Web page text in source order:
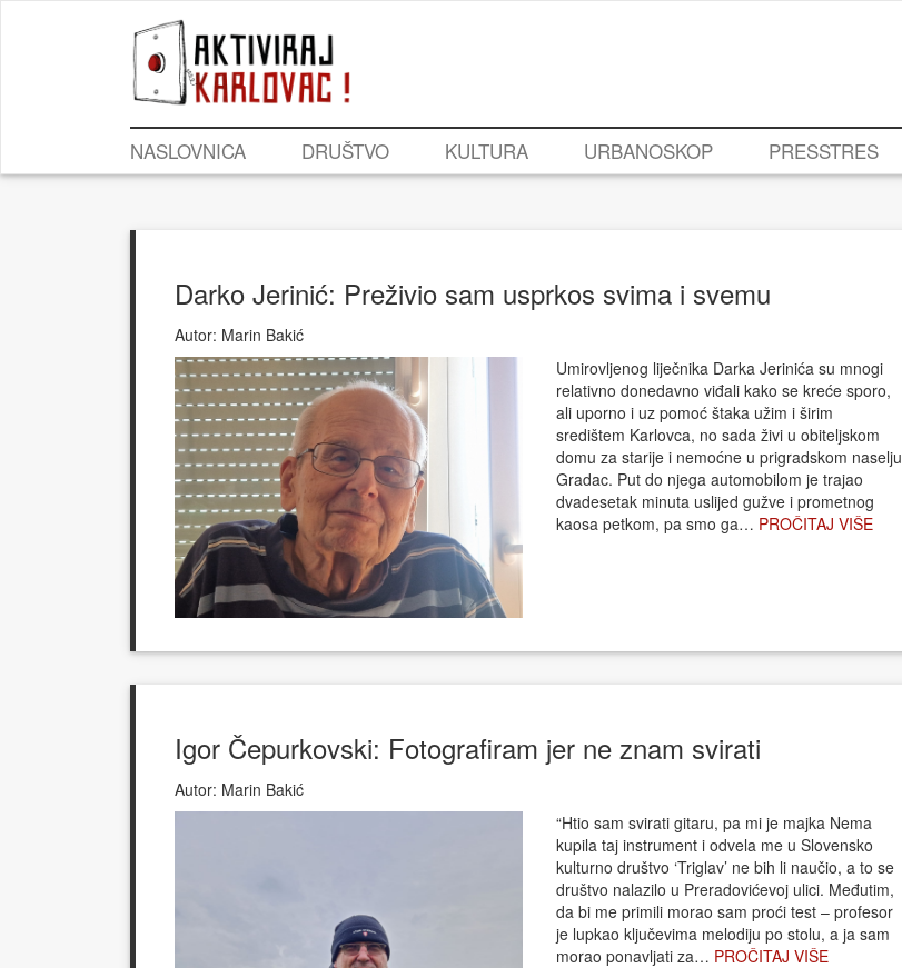
NASLOVNICA DRUŠTVO KULTURA URBANOSKOP PRESSTRES
Darko Jerinić: Preživio sam usprkos svima i svemu
Autor: Marin Bakić
Umirovljenog liječnika Darka Jerinića su mnogi
relativno donedavno viđali kako se kreće sporo,
ali uporno i uz pomoć štaka užim i širim
središtem Karlovca, no sada živi u obiteljskom
domu za starije i nemoćne u prigradskom naselju
Gradac. Put do njega automobilom je trajao
dvadesetak minuta uslijed gužve i prometnog
kaosa petkom, pa smo ga… PROČITAJ VIŠE
Igor Čepurkovski: Fotografiram jer ne znam svirati
Autor: Marin Bakić
“Htio sam svirati gitaru, pa mi je majka Nema
kupila taj instrument i odvela me u Slovensko
kulturno društvo ‘Triglav’ ne bih li naučio, a to se
društvo nalazilo u Preradovićevoj ulici. Međutim,
da bi me primili morao sam proći test – profesor
je lupkao ključevima melodiju po stolu, a ja sam
morao ponavljati za… PROČITAJ VIŠE